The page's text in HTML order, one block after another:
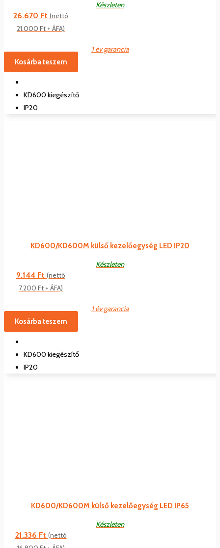
Készleten
26.670 Ft (nettó
21.000 Ft + ÁFA)
1 év garancia
Kosárba teszem
KD600 kiegészítő
IP20
KD600/KD600M külső kezelőegység LED IP20
Készleten
9.144 Ft (nettó
7.200 Ft + ÁFA)
1 év garancia
Kosárba teszem
KD600 kiegészítő
IP20
KD600/KD600M külső kezelőegység LED IP65
Készleten
21.336 Ft (nettó